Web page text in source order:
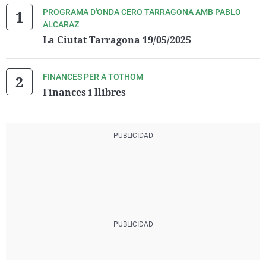
PROGRAMA D'ONDA CERO TARRAGONA AMB PABLO
ALCARAZ
La Ciutat Tarragona 19/05/2025
FINANCES PER A TOTHOM
Finances i llibres